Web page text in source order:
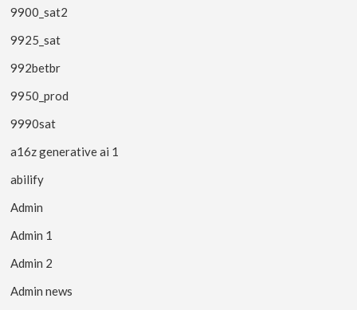
9900_sat2
9925_sat
992betbr
9950_prod
9990sat
a16z generative ai 1
abilify
Admin
Admin 1
Admin 2
Admin news